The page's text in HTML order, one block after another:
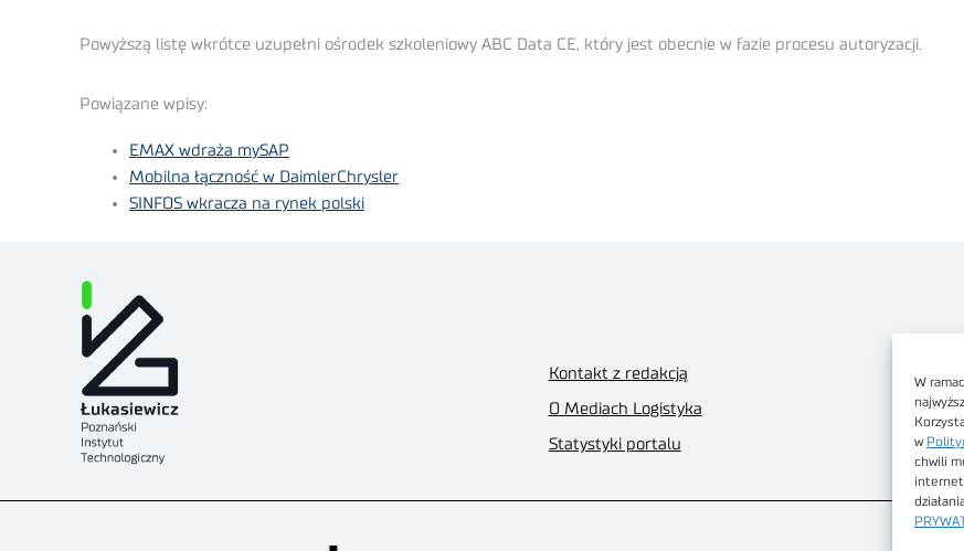
W
w
chwili
Powyższą listę wkrótce uzupełni ośrodek szkoleniowy ABC Data CE, który jest obecnie w fazie procesu autoryzacji.
Powiązane wpisy:
EMAX wdraża mySAP
Mobilna łączność w DaimlerChrysler
SINFOS wkracza na rynek polski
Kontakt z redakcją
O Mediach Logistyka
Statystyki portalu